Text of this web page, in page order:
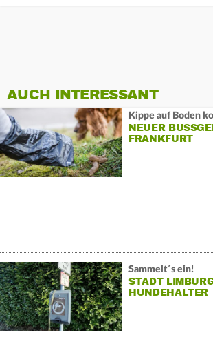
AUCH INTERESSANT
Kippe auf Boden
NEUER
RANKFURT
Sammelt´s ein!
STADT
HUNDEHALTER